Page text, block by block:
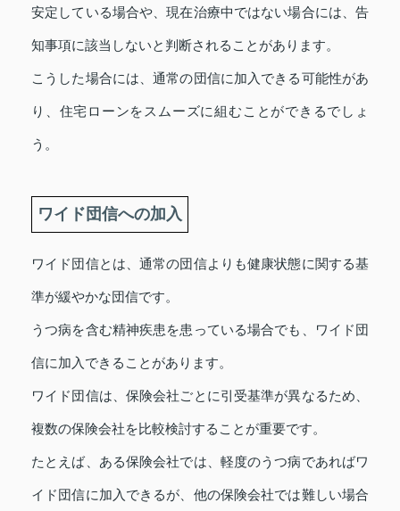
安定している場合や、現在治療中ではない場合には、告
知事項に該当しないと判断されることがあります。
こうした場合には、通常の団信に加入できる可能性があ
り、住宅ローンをスムーズに組むことができるでしょ
う。
ワイド団信への加入
ワイド団信とは、通常の団信よりも健康状態に関する基
準が緩やかな団信です。
うつ病を含む精神疾患を患っている場合でも、ワイド団
信に加入できることがあります。
ワイド団信は、保険会社ごとに引受基準が異なるため、
複数の保険会社を比較検討することが重要です。
たとえば、ある保険会社では、軽度のうつ病であればワ
イド団信に加入できるが、他の保険会社では難しい場合